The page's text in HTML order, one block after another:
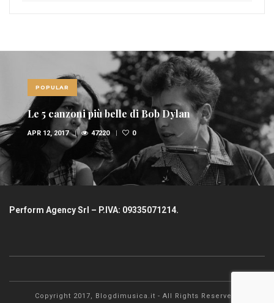
POPULAR
Le 10 canzoni più sexy di sempre
FEB 6, 2017 36945 1
Perform Agency Srl – P.IVA: 09335071214.
Copyright 2017, Blogdimusica.it - All Rights Reserved.